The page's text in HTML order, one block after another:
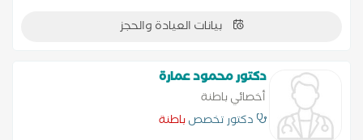
الولادة والمبتسرين- -متابعة وقياس معدلات النمو للأطفال -علاج
التطعيمات الكاملة للأطفال
بيانات العيادة والحجز
دكتور محمود عمارة
أخصائي باطنة
دكتور تخصصباطنة